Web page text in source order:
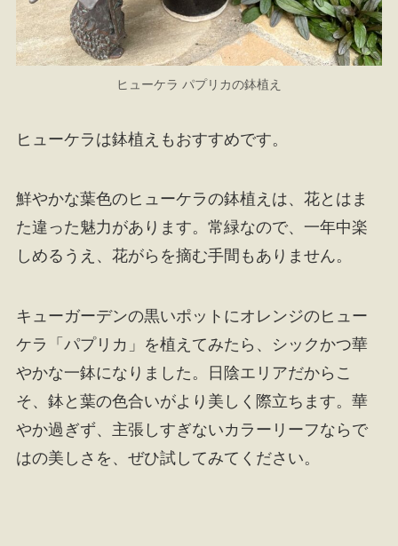
ヒューケラ パプリカの鉢植え
ヒューケラは鉢植えもおすすめです。
鮮やかな葉色のヒューケラの鉢植えは、花とはま
た違った魅力があります。常緑なので、一年中楽
しめるうえ、花がらを摘む手間もありません。
キューガーデンの黒いポットにオレンジのヒュー
ケラ「パプリカ」を植えてみたら、シックかつ華
やかな一鉢になりました。日陰エリアだからこ
そ、鉢と葉の色合いがより美しく際立ちます。華
やか過ぎず、主張しすぎないカラーリーフならで
はの美しさを、ぜひ試してみてください。